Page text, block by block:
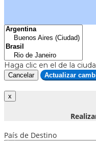
Haga clic en el de la
Cancelar Actualizar
País de Destino